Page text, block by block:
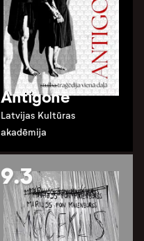
Antigone
Latvijas Kultūras
akadēmija
9.3